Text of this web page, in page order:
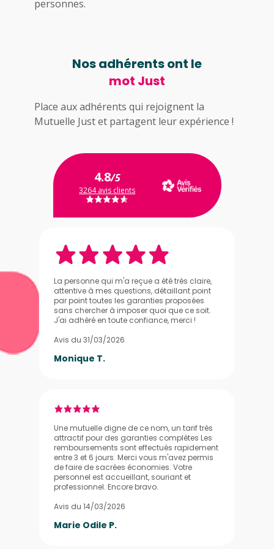
personnes.
Nos adhérents ont le
mot Just
Place aux adhérents qui rejoignent la
Mutuelle Just et partagent leur expérience !
4.8/5
3264 avis clients
La personne qui m'a reçue a été très claire,
attentive à mes questions, détaillant point
par point toutes les garanties proposées
sans chercher à imposer quoi que ce soit.
J'ai adhéré en toute confiance, merci !
Avis du 31/03/2026
Monique T.
Une mutuelle digne de ce nom, un tarif très
attractif pour des garanties complètes Les
remboursements sont effectués rapidement
entre 3 et 6 jours. Merci vous m'avez permis
de faire de sacrées économies. Votre
personnel est accueillant, souriant et
professionnel. Encore bravo.
Avis du 14/03/2026
Marie Odile P.